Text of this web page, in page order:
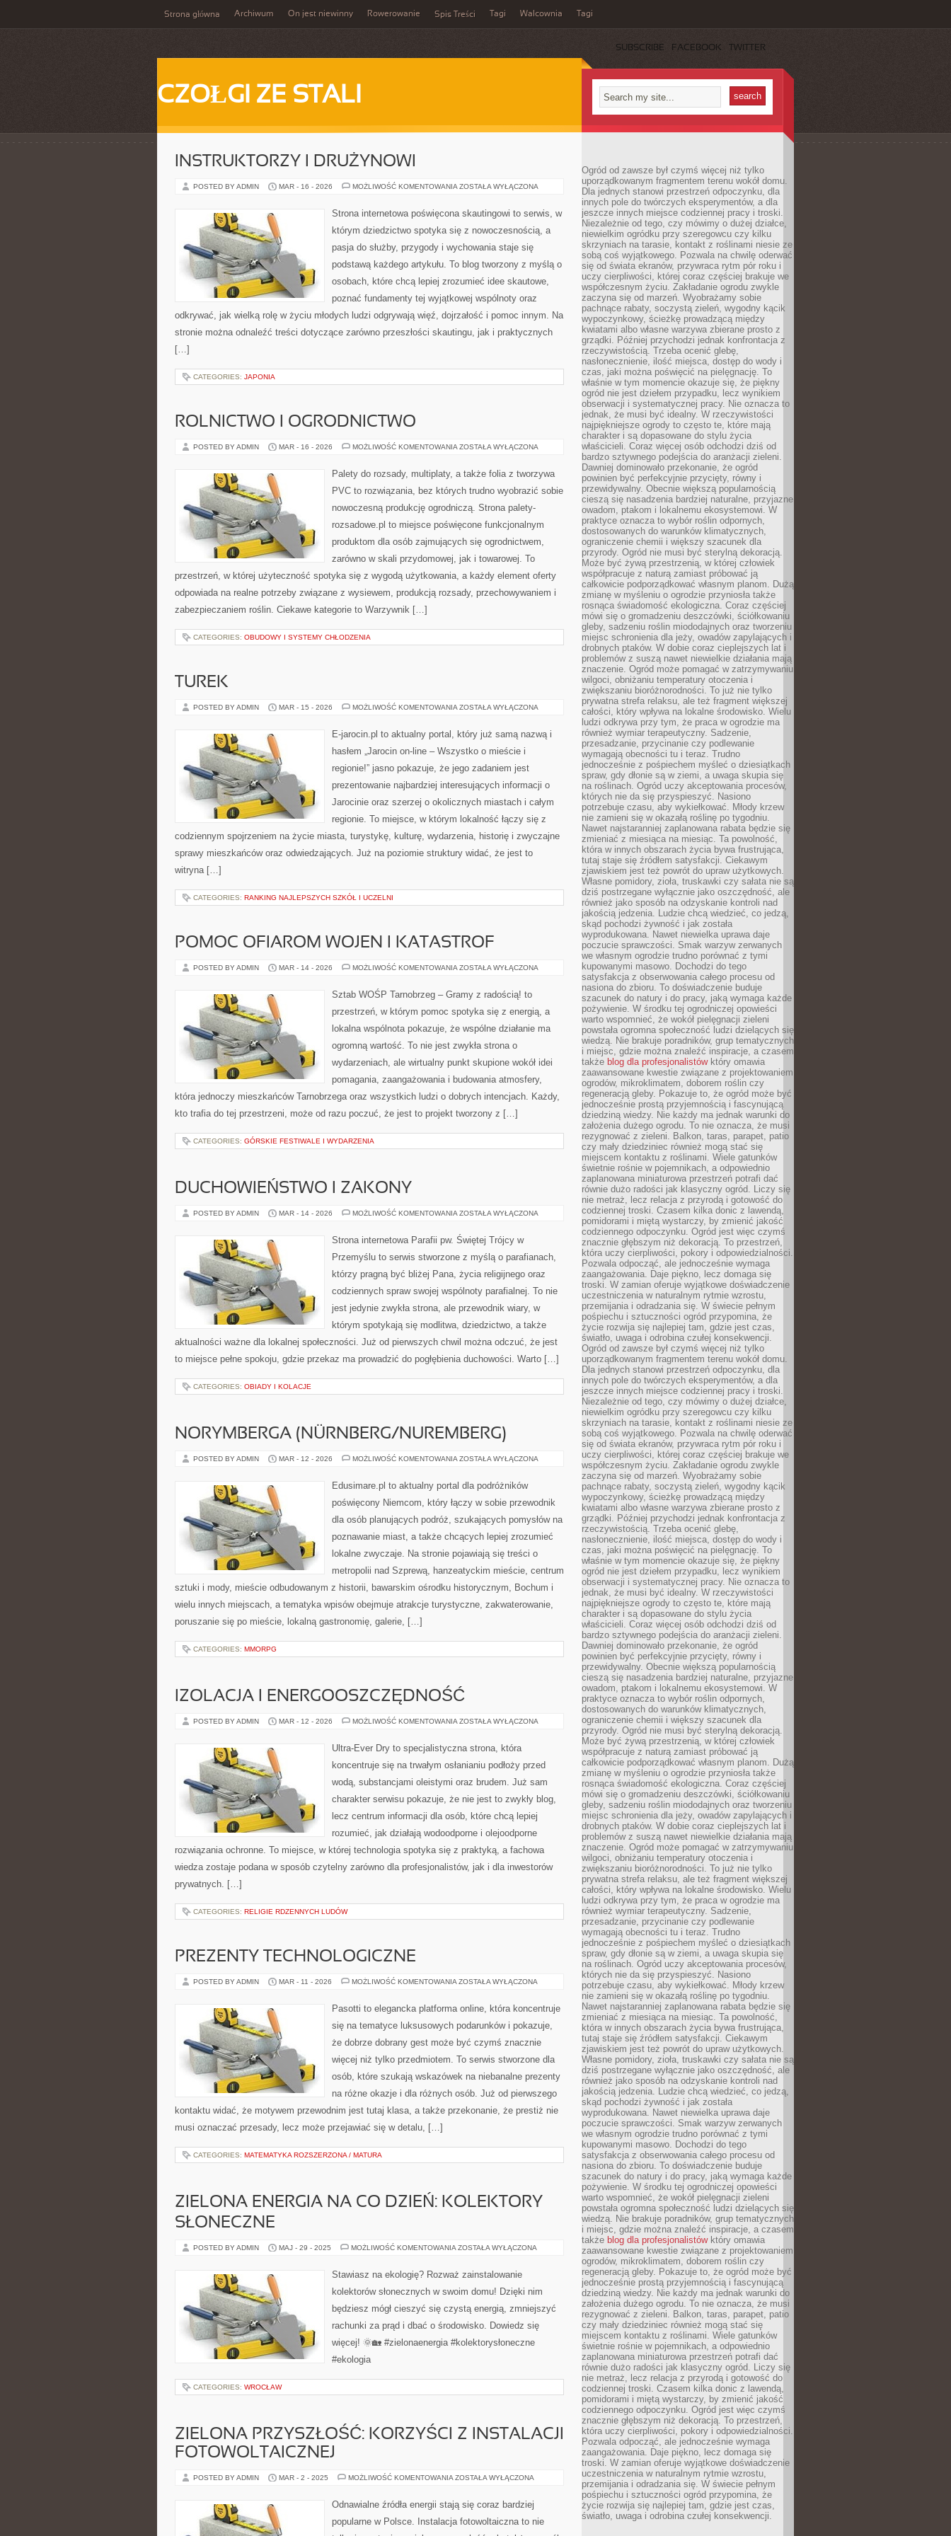
Strona główna Archiwum On jest niewinny Rowerowanie Spis Treści Tagi Walcownia Tagi
SUBSCRIBE FACEBOOK TWITTER
CZOŁGI ZE STALI
INSTRUKTORZY I DRUŻYNOWI
POSTED BY ADMIN MAR - 16 - 2026 MOŻLIWOŚĆ KOMENTOWANIA INSTRUKTORZY
ZOSTAŁA WYŁĄCZONA
Strona internetowa poświęcona skautingowi to serwis, w
którym dziedzictwo spotyka się z nowoczesnością, a
pasja do służby, przygody i wychowania staje się
podstawą każdego artykułu. To blog tworzony z myślą o
osobach, które chcą lepiej zrozumieć idee skautowe,
poznać fundamenty tej wyjątkowej wspólnoty oraz
odkrywać, jak wielką rolę w życiu młodych ludzi odgrywają więź, dojrzałość i pomoc innym. Na
stronie można odnaleźć treści dotyczące zarówno przeszłości skautingu, jak i praktycznych
[…]
CATEGORIES: JAPONIA
ROLNICTWO I OGRODNICTWO
POSTED BY ADMIN MAR - 16 - 2026 MOŻLIWOŚĆ KOMENTOWANIA ROLNICTWO
ZOSTAŁA WYŁĄCZONA
Palety do rozsady, multiplaty, a także folia z tworzywa
PVC to rozwiązania, bez których trudno wyobrazić sobie
nowoczesną produkcję ogrodniczą. Strona palety-
rozsadowe.pl to miejsce poświęcone funkcjonalnym
produktom dla osób zajmujących się ogrodnictwem,
zarówno w skali przydomowej, jak i towarowej. To
przestrzeń, w której użyteczność spotyka się z wygodą użytkowania, a każdy element oferty
odpowiada na realne potrzeby związane z wysiewem, produkcją rozsady, przechowywaniem i
zabezpieczaniem roślin. Ciekawe kategorie to Warzywnik […]
CATEGORIES: OBUDOWY I SYSTEMY CHŁODZENIA
TUREK
POSTED BY ADMIN MAR - 15 - 2026 MOŻLIWOŚĆ KOMENTOWANIA TUREK
ZOSTAŁA WYŁĄCZONA
E-jarocin.pl to aktualny portal, który już samą nazwą i
hasłem „Jarocin on-line – Wszystko o mieście i
regionie!” jasno pokazuje, że jego zadaniem jest
prezentowanie najbardziej interesujących informacji o
Jarocinie oraz szerzej o okolicznych miastach i całym
regionie. To miejsce, w którym lokalność łączy się z
codziennym spojrzeniem na życie miasta, turystykę, kulturę, wydarzenia, historię i zwyczajne
sprawy mieszkańców oraz odwiedzających. Już na poziomie struktury widać, że jest to
witryna […]
CATEGORIES: RANKING NAJLEPSZYCH SZKÓŁ I UCZELNI
POMOC OFIAROM WOJEN I KATASTROF
POSTED BY ADMIN MAR - 14 - 2026 MOŻLIWOŚĆ KOMENTOWANIA POMOC
KATASTROF
ZOSTAŁA WYŁĄCZONA
Sztab WOŚP Tarnobrzeg – Gramy z radością! to
przestrzeń, w którym pomoc spotyka się z energią, a
lokalna wspólnota pokazuje, że wspólne działanie ma
ogromną wartość. To nie jest zwykła strona o
wydarzeniach, ale wirtualny punkt skupione wokół idei
pomagania, zaangażowania i budowania atmosfery,
która jednoczy mieszkańców Tarnobrzega oraz wszystkich ludzi o dobrych intencjach. Każdy,
kto trafia do tej przestrzeni, może od razu poczuć, że jest to projekt tworzony z […]
CATEGORIES: GÓRSKIE FESTIWALE I WYDARZENIA
DUCHOWIEŃSTWO I ZAKONY
POSTED BY ADMIN MAR - 14 - 2026 MOŻLIWOŚĆ KOMENTOWANIA DUCHOWIEŃSTWO
ZOSTAŁA WYŁĄCZONA
Strona internetowa Parafii pw. Świętej Trójcy w
Przemyślu to serwis stworzone z myślą o parafianach,
którzy pragną być bliżej Pana, życia religijnego oraz
codziennych spraw swojej wspólnoty parafialnej. To nie
jest jedynie zwykła strona, ale przewodnik wiary, w
którym spotykają się modlitwa, dziedzictwo, a także
aktualności ważne dla lokalnej społeczności. Już od pierwszych chwil można odczuć, że jest
to miejsce pełne spokoju, gdzie przekaz ma prowadzić do pogłębienia duchowości. Warto […]
CATEGORIES: OBIADY I KOLACJE
NORYMBERGA (NÜRNBERG/NUREMBERG)
POSTED BY ADMIN MAR - 12 - 2026 MOŻLIWOŚĆ KOMENTOWANIA NORYMBERGA
ZOSTAŁA WYŁĄCZONA
Edusimare.pl to aktualny portal dla podróżników
poświęcony Niemcom, który łączy w sobie przewodnik
dla osób planujących podróż, szukających pomysłów na
poznawanie miast, a także chcących lepiej zrozumieć
lokalne zwyczaje. Na stronie pojawiają się treści o
metropolii nad Szprewą, hanzeatyckim mieście, centrum
sztuki i mody, mieście odbudowanym z historii, bawarskim ośrodku historycznym, Bochum i
wielu innych miejscach, a tematyka wpisów obejmuje atrakcje turystyczne, zakwaterowanie,
poruszanie się po mieście, lokalną gastronomię, galerie, […]
CATEGORIES: MMORPG
IZOLACJA I ENERGOOSZCZĘDNOŚĆ
POSTED BY ADMIN MAR - 12 - 2026 MOŻLIWOŚĆ KOMENTOWANIA IZOLACJA
ZOSTAŁA WYŁĄCZONA
Ultra-Ever Dry to specjalistyczna strona, która
koncentruje się na trwałym osłanianiu podłoży przed
wodą, substancjami oleistymi oraz brudem. Już sam
charakter serwisu pokazuje, że nie jest to zwykły blog,
lecz centrum informacji dla osób, które chcą lepiej
rozumieć, jak działają wodoodporne i olejoodporne
rozwiązania ochronne. To miejsce, w której technologia spotyka się z praktyką, a fachowa
wiedza zostaje podana w sposób czytelny zarówno dla profesjonalistów, jak i dla inwestorów
prywatnych. […]
CATEGORIES: RELIGIE RDZENNYCH LUDÓW
PREZENTY TECHNOLOGICZNE
POSTED BY ADMIN MAR - 11 - 2026 MOŻLIWOŚĆ KOMENTOWANIA PREZENTY
ZOSTAŁA WYŁĄCZONA
Pasotti to elegancka platforma online, która koncentruje
się na tematyce luksusowych podarunków i pokazuje,
że dobrze dobrany gest może być czymś znacznie
więcej niż tylko przedmiotem. To serwis stworzone dla
osób, które szukają wskazówek na niebanalne prezenty
na różne okazje i dla różnych osób. Już od pierwszego
kontaktu widać, że motywem przewodnim jest tutaj klasa, a także przekonanie, że prestiż nie
musi oznaczać przesady, lecz może przejawiać się w detalu, […]
CATEGORIES: MATEMATYKA ROZSZERZONA / MATURA
ZIELONA ENERGIA NA CO DZIEŃ: KOLEKTORY
SŁONECZNE
POSTED BY ADMIN MAJ - 29 - 2025 MOŻLIWOŚĆ KOMENTOWANIA ZIELONA
DZIEŃ:
SŁONECZNE
ZOSTAŁA WYŁĄCZONA
Stawiasz na ekologię? Rozważ zainstalowanie
kolektorów słonecznych w swoim domu! Dzięki nim
będziesz mógł cieszyć się czystą energią, zmniejszyć
rachunki za prąd i dbać o środowisko. Dowiedz się
więcej! 🌞🏡 #zielonaenergia #kolektorysłoneczne
#ekologia
CATEGORIES: WROCŁAW
ZIELONA PRZYSZŁOŚĆ: KORZYŚCI Z INSTALACJI
FOTOWOLTAICZNEJ
POSTED BY ADMIN MAR - 2 - 2025 MOŻLIWOŚĆ KOMENTOWANIA ZIELONA
INSTALACJI
ZOSTAŁA WYŁĄCZONA
Odnawialne źródła energii stają się coraz bardziej
popularne w Polsce. Instalacja fotowoltaiczna to nie
Ogród od zawsze był czymś więcej niż tylko
uporządkowanym fragmentem terenu wokół domu.
Dla jednych stanowi przestrzeń odpoczynku, dla
innych pole do twórczych eksperymentów, a dla
jeszcze innych miejsce codziennej pracy i troski.
Niezależnie od tego, czy mówimy o dużej działce,
niewielkim ogródku przy szeregowcu czy kilku
skrzyniach na tarasie, kontakt z roślinami niesie ze
sobą coś wyjątkowego. Pozwala na chwilę oderwać
się od świata ekranów, przywraca rytm pór roku i
uczy cierpliwości, której coraz częściej brakuje we
współczesnym życiu. Zakładanie ogrodu zwykle
zaczyna się od marzeń. Wyobrażamy sobie
pachnące rabaty, soczystą zieleń, wygodny kącik
wypoczynkowy, ścieżkę prowadzącą między
kwiatami albo własne warzywa zbierane prosto z
grządki. Później przychodzi jednak konfrontacja z
rzeczywistością. Trzeba ocenić glebę,
nasłonecznienie, ilość miejsca, dostęp do wody i
czas, jaki można poświęcić na pielęgnację. To
właśnie w tym momencie okazuje się, że piękny
ogród nie jest dziełem przypadku, lecz wynikiem
obserwacji i systematycznej pracy. Nie oznacza to
jednak, że musi być idealny. W rzeczywistości
najpiękniejsze ogrody to często te, które mają
charakter i są dopasowane do stylu życia
właścicieli. Coraz więcej osób odchodzi dziś od
bardzo sztywnego podejścia do aranżacji zieleni.
Dawniej dominowało przekonanie, że ogród
powinien być perfekcyjnie przycięty, równy i
przewidywalny. Obecnie większą popularnością
cieszą się nasadzenia bardziej naturalne, przyjazne
owadom, ptakom i lokalnemu ekosystemowi. W
praktyce oznacza to wybór roślin odpornych,
dostosowanych do warunków klimatycznych,
ograniczenie chemii i większy szacunek dla
przyrody. Ogród nie musi być sterylną dekoracją.
Może być żywą przestrzenią, w której człowiek
współpracuje z naturą zamiast próbować ją
całkowicie podporządkować własnym planom. Dużą
zmianę w myśleniu o ogrodzie przyniosła także
rosnąca świadomość ekologiczna. Coraz częściej
mówi się o gromadzeniu deszczówki, ściółkowaniu
gleby, sadzeniu roślin miododajnych oraz tworzeniu
miejsc schronienia dla jeży, owadów zapylających i
drobnych ptaków. W dobie coraz cieplejszych lat i
problemów z suszą nawet niewielkie działania mają
znaczenie. Ogród może pomagać w zatrzymywaniu
wilgoci, obniżaniu temperatury otoczenia i
zwiększaniu bioróżnorodności. To już nie tylko
prywatna strefa relaksu, ale też fragment większej
całości, który wpływa na lokalne środowisko. Wielu
ludzi odkrywa przy tym, że praca w ogrodzie ma
również wymiar terapeutyczny. Sadzenie,
przesadzanie, przycinanie czy podlewanie
wymagają obecności tu i teraz. Trudno
jednocześnie z pośpiechem myśleć o dziesiątkach
spraw, gdy dłonie są w ziemi, a uwaga skupia się
na roślinach. Ogród uczy akceptowania procesów,
których nie da się przyspieszyć. Nasiono
potrzebuje czasu, aby wykiełkować. Młody krzew
nie zamieni się w okazałą roślinę po tygodniu.
Nawet najstaranniej zaplanowana rabata będzie się
zmieniać z miesiąca na miesiąc. Ta powolność,
która w innych obszarach życia bywa frustrująca,
tutaj staje się źródłem satysfakcji. Ciekawym
zjawiskiem jest też powrót do upraw użytkowych.
Własne pomidory, zioła, truskawki czy sałata nie są
dziś postrzegane wyłącznie jako oszczędność, ale
również jako sposób na odzyskanie kontroli nad
jakością jedzenia. Ludzie chcą wiedzieć, co jedzą,
skąd pochodzi żywność i jak została
wyprodukowana. Nawet niewielka uprawa daje
poczucie sprawczości. Smak warzyw zerwanych
we własnym ogrodzie trudno porównać z tymi
kupowanymi masowo. Dochodzi do tego
satysfakcja z obserwowania całego procesu od
nasiona do zbioru. To doświadczenie buduje
szacunek do natury i do pracy, jaką wymaga każde
pożywienie. W środku tej ogrodniczej opowieści
warto wspomnieć, że wokół pielęgnacji zieleni
powstała ogromna społeczność ludzi dzielących się
wiedzą. Nie brakuje poradników, grup tematycznych
i miejsc, gdzie można znaleźć inspiracje, a czasem
także blog dla profesjonalistówktóry omawia
zaawansowane kwestie związane z projektowaniem
ogrodów, mikroklimatem, doborem roślin czy
regeneracją gleby. Pokazuje to, że ogród może być
jednocześnie prostą przyjemnością i fascynującą
dziedziną wiedzy. Nie każdy ma jednak warunki do
założenia dużego ogrodu. To nie oznacza, że musi
rezygnować z zieleni. Balkon, taras, parapet, patio
czy mały dziedziniec również mogą stać się
miejscem kontaktu z roślinami. Wiele gatunków
świetnie rośnie w pojemnikach, a odpowiednio
zaplanowana miniaturowa przestrzeń potrafi dać
równie dużo radości jak klasyczny ogród. Liczy się
nie metraż, lecz relacja z przyrodą i gotowość do
codziennej troski. Czasem kilka donic z lawendą,
pomidorami i miętą wystarczy, by zmienić jakość
codziennego odpoczynku. Ogród jest więc czymś
znacznie głębszym niż dekoracją. To przestrzeń,
która uczy cierpliwości, pokory i odpowiedzialności.
Pozwala odpocząć, ale jednocześnie wymaga
zaangażowania. Daje piękno, lecz domaga się
troski. W zamian oferuje wyjątkowe doświadczenie
uczestniczenia w naturalnym rytmie wzrostu,
przemijania i odradzania się. W świecie pełnym
pośpiechu i sztuczności ogród przypomina, że
życie rozwija się najlepiej tam, gdzie jest czas,
światło, uwaga i odrobina czułej konsekwencji.
Ogród od zawsze był czymś więcej niż tylko
uporządkowanym fragmentem terenu wokół domu.
Dla jednych stanowi przestrzeń odpoczynku, dla
innych pole do twórczych eksperymentów, a dla
jeszcze innych miejsce codziennej pracy i troski.
Niezależnie od tego, czy mówimy o dużej działce,
niewielkim ogródku przy szeregowcu czy kilku
skrzyniach na tarasie, kontakt z roślinami niesie ze
sobą coś wyjątkowego. Pozwala na chwilę oderwać
się od świata ekranów, przywraca rytm pór roku i
uczy cierpliwości, której coraz częściej brakuje we
współczesnym życiu. Zakładanie ogrodu zwykle
zaczyna się od marzeń. Wyobrażamy sobie
pachnące rabaty, soczystą zieleń, wygodny kącik
wypoczynkowy, ścieżkę prowadzącą między
kwiatami albo własne warzywa zbierane prosto z
grządki. Później przychodzi jednak konfrontacja z
rzeczywistością. Trzeba ocenić glebę,
nasłonecznienie, ilość miejsca, dostęp do wody i
czas, jaki można poświęcić na pielęgnację. To
właśnie w tym momencie okazuje się, że piękny
ogród nie jest dziełem przypadku, lecz wynikiem
obserwacji i systematycznej pracy. Nie oznacza to
jednak, że musi być idealny. W rzeczywistości
najpiękniejsze ogrody to często te, które mają
charakter i są dopasowane do stylu życia
właścicieli. Coraz więcej osób odchodzi dziś od
bardzo sztywnego podejścia do aranżacji zieleni.
Dawniej dominowało przekonanie, że ogród
powinien być perfekcyjnie przycięty, równy i
przewidywalny. Obecnie większą popularnością
cieszą się nasadzenia bardziej naturalne, przyjazne
owadom, ptakom i lokalnemu ekosystemowi. W
praktyce oznacza to wybór roślin odpornych,
dostosowanych do warunków klimatycznych,
ograniczenie chemii i większy szacunek dla
przyrody. Ogród nie musi być sterylną dekoracją.
Może być żywą przestrzenią, w której człowiek
współpracuje z naturą zamiast próbować ją
całkowicie podporządkować własnym planom. Dużą
zmianę w myśleniu o ogrodzie przyniosła także
rosnąca świadomość ekologiczna. Coraz częściej
mówi się o gromadzeniu deszczówki, ściółkowaniu
gleby, sadzeniu roślin miododajnych oraz tworzeniu
miejsc schronienia dla jeży, owadów zapylających i
drobnych ptaków. W dobie coraz cieplejszych lat i
problemów z suszą nawet niewielkie działania mają
znaczenie. Ogród może pomagać w zatrzymywaniu
wilgoci, obniżaniu temperatury otoczenia i
zwiększaniu bioróżnorodności. To już nie tylko
prywatna strefa relaksu, ale też fragment większej
całości, który wpływa na lokalne środowisko. Wielu
ludzi odkrywa przy tym, że praca w ogrodzie ma
również wymiar terapeutyczny. Sadzenie,
przesadzanie, przycinanie czy podlewanie
wymagają obecności tu i teraz. Trudno
jednocześnie z pośpiechem myśleć o dziesiątkach
spraw, gdy dłonie są w ziemi, a uwaga skupia się
na roślinach. Ogród uczy akceptowania procesów,
których nie da się przyspieszyć. Nasiono
potrzebuje czasu, aby wykiełkować. Młody krzew
nie zamieni się w okazałą roślinę po tygodniu.
Nawet najstaranniej zaplanowana rabata będzie się
zmieniać z miesiąca na miesiąc. Ta powolność,
która w innych obszarach życia bywa frustrująca,
tutaj staje się źródłem satysfakcji. Ciekawym
zjawiskiem jest też powrót do upraw użytkowych.
Własne pomidory, zioła, truskawki czy sałata nie są
dziś postrzegane wyłącznie jako oszczędność, ale
również jako sposób na odzyskanie kontroli nad
jakością jedzenia. Ludzie chcą wiedzieć, co jedzą,
skąd pochodzi żywność i jak została
wyprodukowana. Nawet niewielka uprawa daje
poczucie sprawczości. Smak warzyw zerwanych
we własnym ogrodzie trudno porównać z tymi
kupowanymi masowo. Dochodzi do tego
satysfakcja z obserwowania całego procesu od
nasiona do zbioru. To doświadczenie buduje
szacunek do natury i do pracy, jaką wymaga każde
pożywienie. W środku tej ogrodniczej opowieści
warto wspomnieć, że wokół pielęgnacji zieleni
powstała ogromna społeczność ludzi dzielących się
wiedzą. Nie brakuje poradników, grup tematycznych
i miejsc, gdzie można znaleźć inspiracje, a czasem
także blog dla profesjonalistówktóry omawia
zaawansowane kwestie związane z projektowaniem
ogrodów, mikroklimatem, doborem roślin czy
regeneracją gleby. Pokazuje to, że ogród może być
jednocześnie prostą przyjemnością i fascynującą
dziedziną wiedzy. Nie każdy ma jednak warunki do
założenia dużego ogrodu. To nie oznacza, że musi
rezygnować z zieleni. Balkon, taras, parapet, patio
czy mały dziedziniec również mogą stać się
miejscem kontaktu z roślinami. Wiele gatunków
świetnie rośnie w pojemnikach, a odpowiednio
zaplanowana miniaturowa przestrzeń potrafi dać
równie dużo radości jak klasyczny ogród. Liczy się
nie metraż, lecz relacja z przyrodą i gotowość do
codziennej troski. Czasem kilka donic z lawendą,
pomidorami i miętą wystarczy, by zmienić jakość
codziennego odpoczynku. Ogród jest więc czymś
znacznie głębszym niż dekoracją. To przestrzeń,
która uczy cierpliwości, pokory i odpowiedzialności.
Pozwala odpocząć, ale jednocześnie wymaga
zaangażowania. Daje piękno, lecz domaga się
troski. W zamian oferuje wyjątkowe doświadczenie
uczestniczenia w naturalnym rytmie wzrostu,
przemijania i odradzania się. W świecie pełnym
pośpiechu i sztuczności ogród przypomina, że
życie rozwija się najlepiej tam, gdzie jest czas,
światło, uwaga i odrobina czułej konsekwencji.